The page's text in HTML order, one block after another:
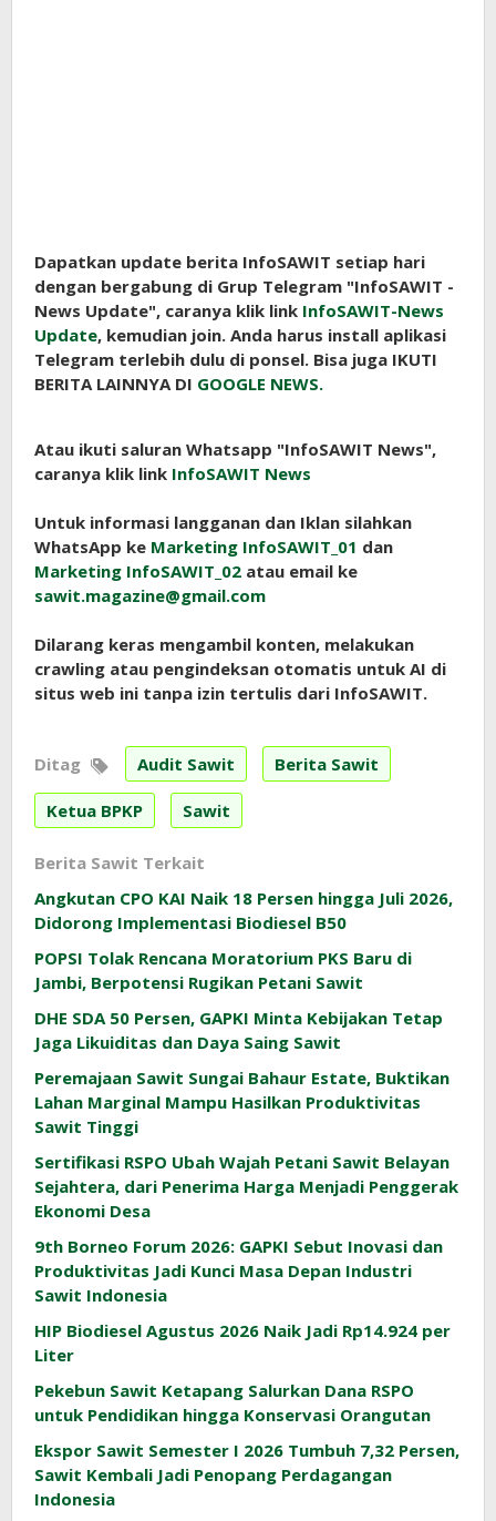
Dapatkan update berita InfoSAWIT setiap hari
dengan bergabung di Grup Telegram "InfoSAWIT -
News Update", caranya klik link InfoSAWIT-News
Update, kemudian join. Anda harus install aplikasi
Telegram terlebih dulu di ponsel. Bisa juga IKUTI
BERITA LAINNYA DI GOOGLE NEWS.
Atau ikuti saluran Whatsapp "InfoSAWIT News",
caranya klik link InfoSAWIT News
Untuk informasi langganan dan Iklan silahkan
WhatsApp ke Marketing InfoSAWIT_01 dan
Marketing InfoSAWIT_02 atau email ke
sawit.magazine@gmail.com
Dilarang keras mengambil konten, melakukan
crawling atau pengindeksan otomatis untuk AI di
situs web ini tanpa izin tertulis dari InfoSAWIT.
Ditag Audit Sawit Berita Sawit
Ketua BPKP Sawit
Berita Sawit Terkait
Angkutan CPO KAI Naik 18 Persen hingga Juli 2026,
Didorong Implementasi Biodiesel B50
POPSI Tolak Rencana Moratorium PKS Baru di
Jambi, Berpotensi Rugikan Petani Sawit
DHE SDA 50 Persen, GAPKI Minta Kebijakan Tetap
Jaga Likuiditas dan Daya Saing Sawit
Peremajaan Sawit Sungai Bahaur Estate, Buktikan
Lahan Marginal Mampu Hasilkan Produktivitas
Sawit Tinggi
Sertifikasi RSPO Ubah Wajah Petani Sawit Belayan
Sejahtera, dari Penerima Harga Menjadi Penggerak
Ekonomi Desa
9th Borneo Forum 2026: GAPKI Sebut Inovasi dan
Produktivitas Jadi Kunci Masa Depan Industri
Sawit Indonesia
HIP Biodiesel Agustus 2026 Naik Jadi Rp14.924 per
Liter
Pekebun Sawit Ketapang Salurkan Dana RSPO
untuk Pendidikan hingga Konservasi Orangutan
Ekspor Sawit Semester I 2026 Tumbuh 7,32 Persen,
Sawit Kembali Jadi Penopang Perdagangan
Indonesia